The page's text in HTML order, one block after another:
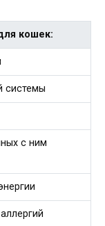
кошек:
системы
с ним